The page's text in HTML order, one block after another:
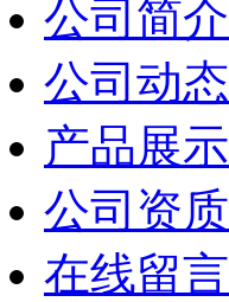
公司简介
公司动态
产品展示
公司资质
在线留言